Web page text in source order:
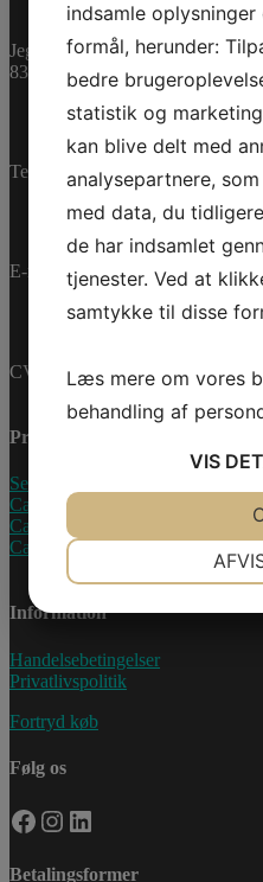
Jegstrupvej 280
8361 Hasselager
Telefon:+45 70 200 600
E-mail:info@jettrade.dk
CVR-nummer: 27233678
Produkter
Sea-Doo Vandscooter
Can-Am ATV
Can-Am UTV
Can-Am Roadster
Information
Handelsebetingelser
Privatlivspolitik
Fortryd køb
Følg os
Facebook
Instagram
LinkedIn
Betalingsformer
indsamle
formål, herunder:
bedre
statistik og
kan blive delt med
analysepartnere,
med data, du
de har indsamlet
tjenester. Ved at
samtykke til disse
Læs mere om vores
behandling af
VIS